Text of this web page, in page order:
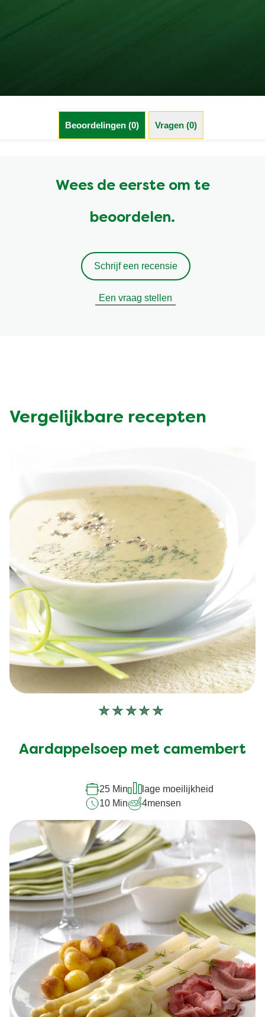
Beoordelingen (0) Vragen (0)
Wees de eerste om te
beoordelen.
Schrijf een recensie
Een vraag stellen
Vergelijkbare recepten
Geen
voor
Aardappelsoep met camembert
25 Min
lage moeilijkheid
10 Min
4mensen